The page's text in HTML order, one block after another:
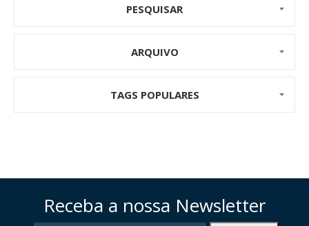
PESQUISAR
ARQUIVO
TAGS POPULARES
Receba a nossa Newsletter